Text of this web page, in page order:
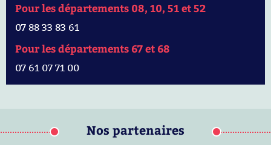
Pour les départements 08, 10, 51 et 52
07 88 33 83 61
Pour les départements 67 et 68
07 61 07 71 00
Nos partenaires